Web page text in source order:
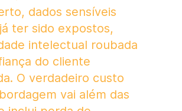
dados sensíveis
ter sido expostos,
intelectual roubada
do cliente
O verdadeiro custo
vai além das